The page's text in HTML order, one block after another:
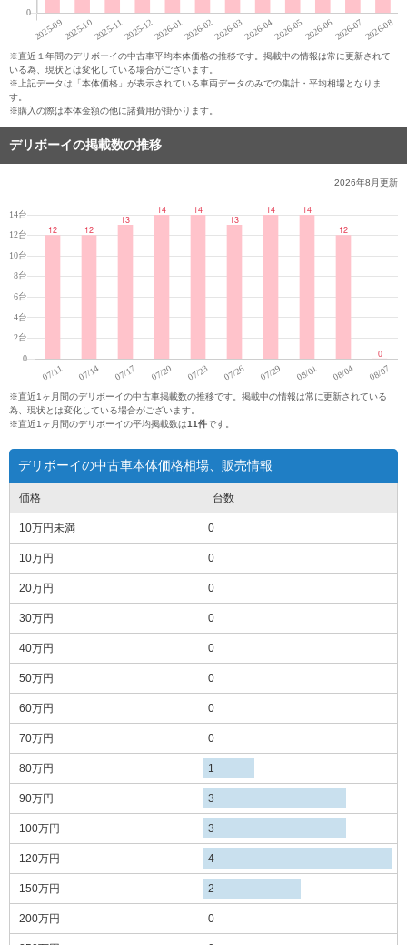
※直近１年間のデリボーイの中古車平均本体価格の推移です。掲載中の情報は常に更新されて
いる為、現状とは変化している場合がございます。
※上記データは「本体価格」が表示されている車両データのみでの集計・平均相場となりま
す。
※購入の際は本体金額の他に諸費用が掛かります。
デリボーイの掲載数の推移
2026年8月更新
※直近1ヶ月間のデリボーイの中古車掲載数の推移です。掲載中の情報は常に更新されている
為、現状とは変化している場合がございます。
※直近1ヶ月間のデリボーイの平均掲載数は11件です。
デリボーイの中古車本体価格相場、販売情報
価格
10万円未満
10万円
20万円
30万円
40万円
50万円
60万円
70万円
80万円
90万円
100万円
120万円
150万円
200万円
台数
0
0
0
0
0
0
0
0
1
3
3
4
2
0